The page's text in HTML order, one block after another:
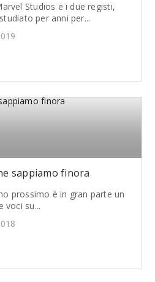
Studios e i due registi,
per anni per...
sappiamo finora
prossimo è in gran parte un
voci su...